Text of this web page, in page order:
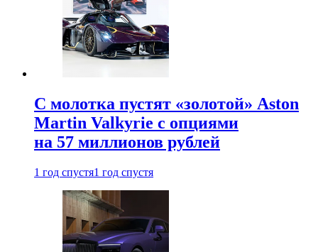
С молотка пустят «золотой» Aston
Martin Valkyrie с опциями
на 57 миллионов рублей
1 год спустя1 год спустя